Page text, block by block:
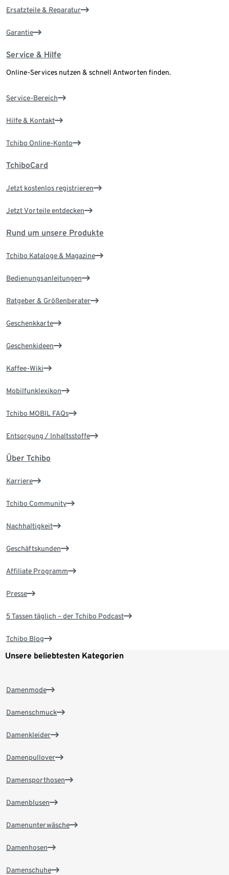
Ersatzteile & Reparatur
Garantie
Service & Hilfe
Online-Services nutzen & schnell Antworten finden.
Service-Bereich
Hilfe & Kontakt
Tchibo Online-Konto
TchiboCard
Jetzt kostenlos registrieren
Jetzt Vorteile entdecken
Rund um unsere Produkte
Tchibo Kataloge & Magazine
Bedienungsanleitungen
Ratgeber & Größenberater
Geschenkkarte
Geschenkideen
Kaffee-Wiki
Mobilfunklexikon
Tchibo MOBIL FAQs
Entsorgung / Inhaltsstoffe
Über Tchibo
Karriere
Tchibo Community
Nachhaltigkeit
Geschäftskunden
Affiliate Programm
Presse
5 Tassen täglich – der Tchibo Podcast
Tchibo Blog
Unsere beliebtesten Kategorien
Damenmode
Damenschmuck
Damenkleider
Damenpullover
Damensporthosen
Damenblusen
Damenunterwäsche
Damenhosen
Damenschuhe